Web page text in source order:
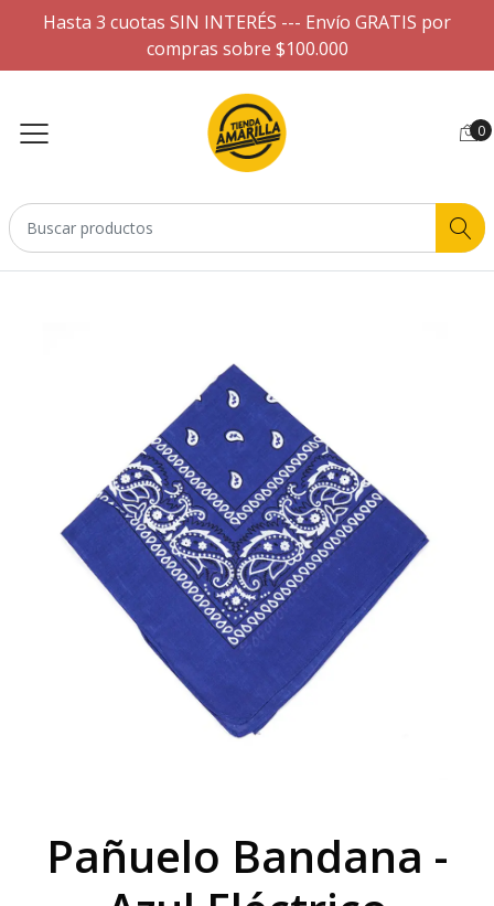
Hasta 3 cuotas SIN INTERÉS --- Envío GRATIS por
compras sobre $100.000
0
Pañuelo Bandana -